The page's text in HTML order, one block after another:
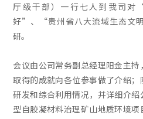
厅级干部）一行七人到我司对
好”、“贵州省八大流域生态文
研。
会议由公司常务副总经理阳金主
取得的成就向各位参事做了介绍
研发和综合利用情况，并详细介
型自胶凝材料治理矿山地质环境